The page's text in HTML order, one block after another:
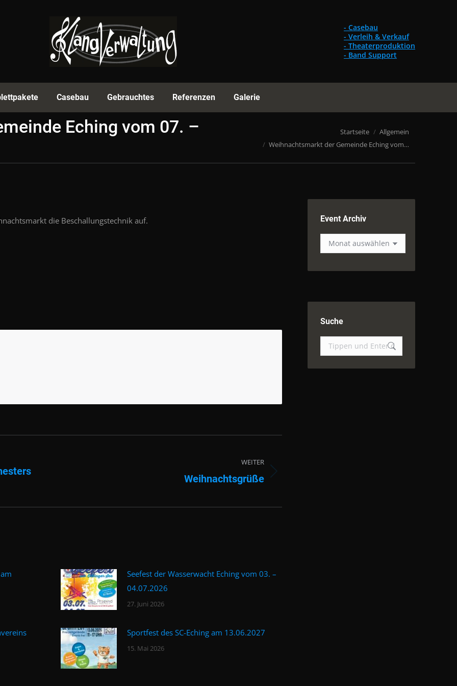
- Casebau
- Verleih & Verkauf
- Theaterproduktion
- Band Support
Casebau Gebrauchtes Referenzen Galerie
Eching vom 07. –
Startseite
Allgemein
Weihnachtsmarkt der Gemeinde Eching vom…
die Beschallungstechnik auf.
WEITER
Weihnachtsgrüße
Seefest der Wasserwacht Eching vom 03. –
04.07.2026
27. Juni 2026
Sportfest des SC-Eching am 13.06.2027
15. Mai 2026
Event Archiv
Event
Archiv
Suche
Suchen:
Equipment